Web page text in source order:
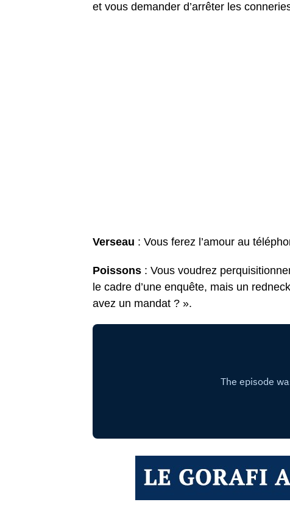
et vous demander d’arrêter les
Verseau : Vous ferez l’amour au
Poissons : Vous voudrez
le cadre d’une enquête, mais un
avez un mandat ? ».